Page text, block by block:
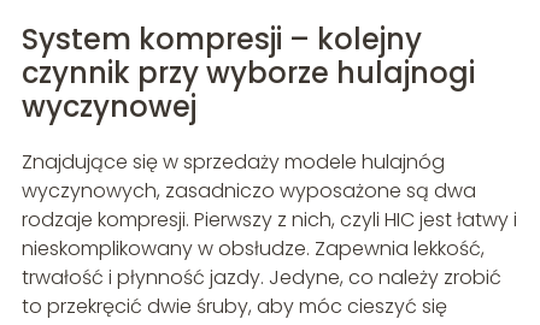
System kompresji – kolejny
czynnik przy wyborze hulajnogi
wyczynowej
Znajdujące się w sprzedaży modele hulajnóg
wyczynowych, zasadniczo wyposażone są dwa
rodzaje kompresji. Pierwszy z nich, czyli HIC jest łatwy i
nieskomplikowany w obsłudze. Zapewnia lekkość,
trwałość i płynność jazdy. Jedyne, co należy zrobić
to przekręcić dwie śruby, aby móc cieszyć się